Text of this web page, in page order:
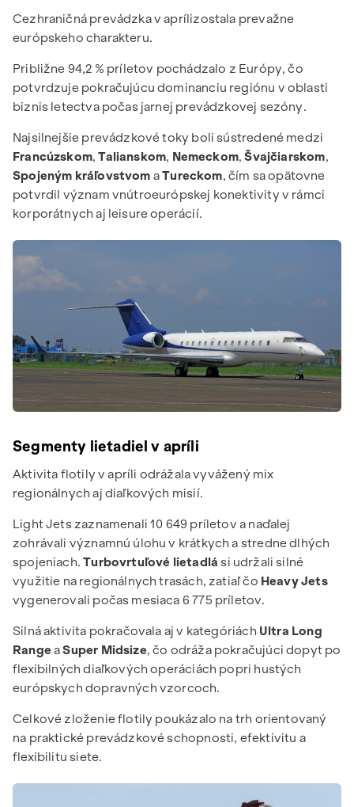
Cezhraničná prevádzka v aprílizostala prevažne
európskeho charakteru.
Približne 94,2 % príletov pochádzalo z Európy, čo
potvrdzuje pokračujúcu dominanciu regiónu v oblasti
biznis letectva počas jarnej prevádzkovej sezóny.
Najsilnejšie prevádzkové toky boli sústredené medzi
Francúzskom,Talianskom, Nemeckom,Švajčiarskom,
Spojeným kráľovstvom aTureckom, čím sa opätovne
potvrdil význam vnútroeurópskej konektivity v rámci
korporátnych aj leisure operácií.
Segmenty lietadiel v apríli
Aktivita flotily v apríli odrážala vyvážený mix
regionálnych aj diaľkových misií.
Light Jets zaznamenali 10 649 príletov a naďalej
zohrávali významnú úlohu v krátkych a stredne dlhých
spojeniach.Turbovrtuľové lietadlá si udržali silné
využitie na regionálnych trasách, zatiaľ čo Heavy Jets
vygenerovali počas mesiaca 6 775 príletov.
Silná aktivita pokračovala aj v kategóriách Ultra Long
RangeaSuper Midsize, čo odráža pokračujúci dopyt po
flexibilných diaľkových operáciách popri hustých
európskych dopravných vzorcoch.
Celkové zloženie flotily poukázalo na trh orientovaný
na praktické prevádzkové schopnosti, efektivitu a
flexibilitu siete.